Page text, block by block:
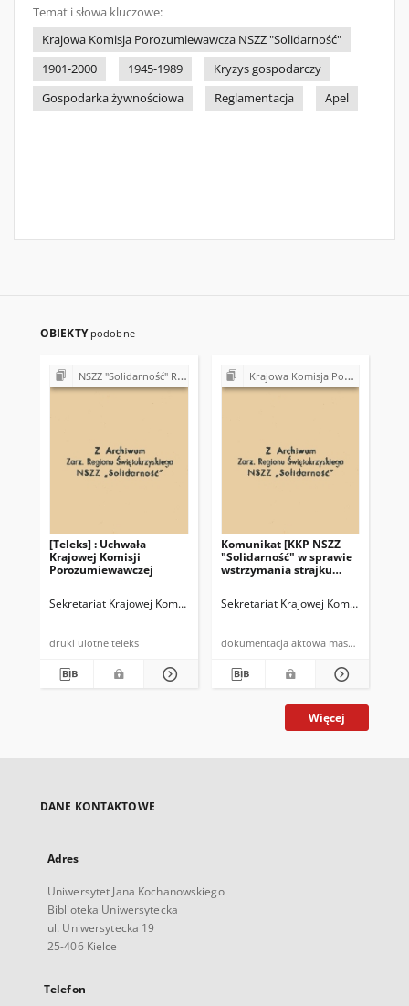
Temat i słowa kluczowe:
Krajowa Komisja Porozumiewawcza NSZZ "Solidarność"
1901-2000
1945-1989
Kryzys gospodarczy
Gospodarka żywnościowa
Reglamentacja Apel
OBIEKTY podobne
NSZZ "Solidarność" Region Świętokrzyski - teleksy (1981)
[Teleks] : Uchwała
Krajowej Komisji
Porozumiewawczej
Sekretariat Krajowej Komisji Porozumiewawczej NSZZ "Solidarność"
druki ulotne teleks
Krajowa Komisja Porozumiewawcza NSZZ "Solidarność" (1980-1981)
Komunikat [KKP NSZZ
"Solidarność" w sprawie
wstrzymania strajku
Sekretariat Krajowej Komisji
dokumentacja aktowa
Więcej
DANE KONTAKTOWE
Adres
Uniwersytet Jana Kochanowskiego
Biblioteka Uniwersytecka
ul. Uniwersytecka 19
25-406 Kielce
Telefon